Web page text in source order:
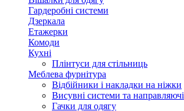
Гардеробні системи
Дзеркала
Етажерки
Комоди
Кухні
Плінтуси для стільниць
Меблева фурнітура
Відбійники і накладки на ніжки
Висувні системи та направляючі
Гачки для одягу